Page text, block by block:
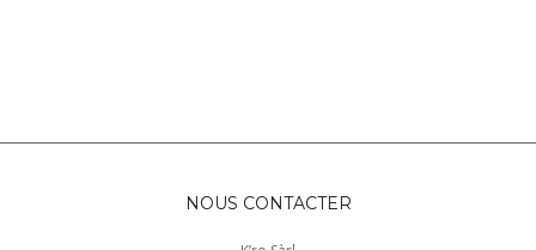
NOUS CONTACTER